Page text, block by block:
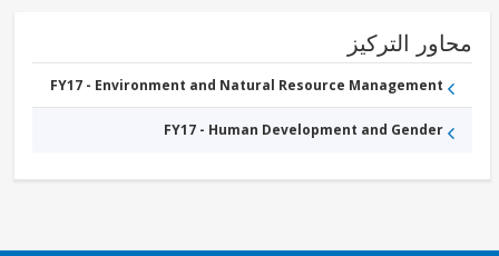
التركيز
FY17 - Environment and Natural Resource Management
FY17 - Human Development and Gender